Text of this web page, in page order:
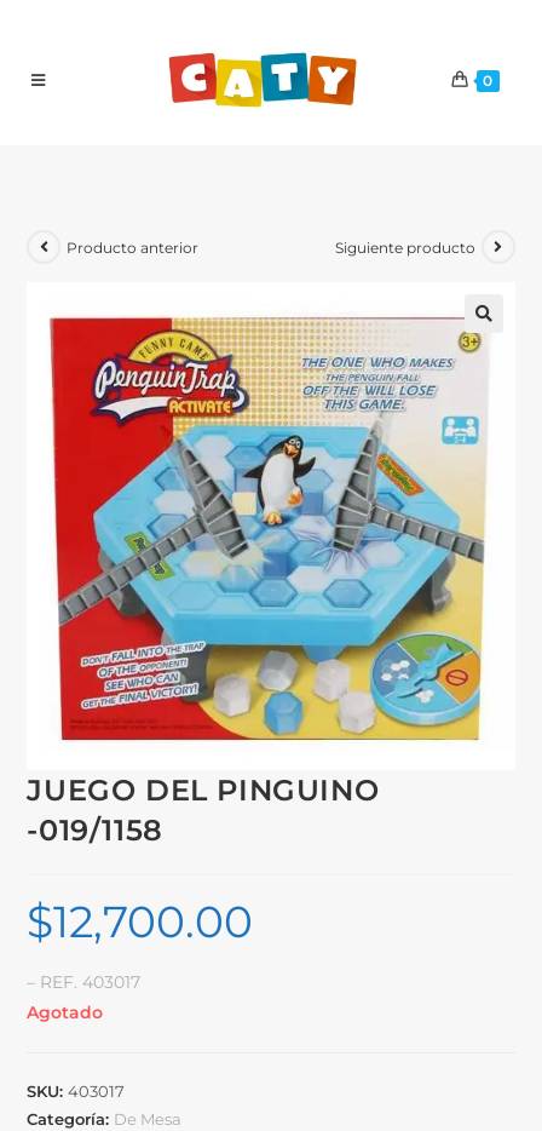
0
Producto anterior Siguiente producto
JUEGO DEL PINGUINO
-019/1158
$12,700.00
– REF. 403017
Agotado
SKU:403017
Categoría: De Mesa